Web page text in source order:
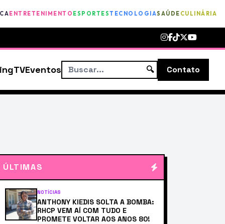
ENTRETENIMENTO ESPORTESTECNOLOGIASAÚDE CULINÁRIA
TVEventos 🔍 Contato
ÚLTIMAS
NOTÍCIAS
ANTHONY KIEDIS SOLTA A BOMBA:
RHCP VEM AÍ COM TUDO E
PROMETE VOLTAR AOS ANOS 80!